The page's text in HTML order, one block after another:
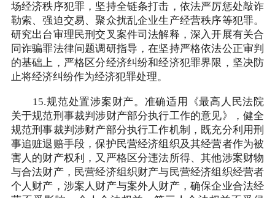
场经济秩序犯罪，坚持全链条打击，依法严厉惩处敲诈
勒索、强迫交易、聚众扰乱企业生产经营秩序等犯罪。
研究出台审理民刑交叉案件司法解释，深入开展有关合
同诈骗罪法律问题调研指导，在坚持严格依法公正审判
的基础上，严格区分经济纠纷和经济犯罪界限，坚决防
止将经济纠纷作为经济犯罪处理。
15.规范处置涉案财产。准确适用《最高人民法院
关于规范刑事裁判涉财产部分执行工作的意见》，健全
规范刑事裁判涉财产部分执行工作机制，既充分利用刑
事追赃退赔手段，保护民营经济组织及其经营者作为被
害人的财产权利，又严格区分违法所得、其他涉案财物
与合法财产，民营经济组织财产与民营经济组织经营者
个人财产，涉案人财产与案外人财产，确保企业合法经